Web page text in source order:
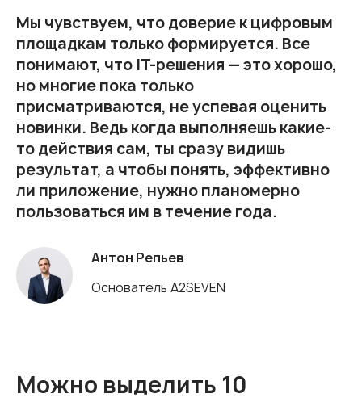
Мы чувствуем, что доверие к цифровым
площадкам только формируется. Все
понимают, что IT-решения — это хорошо,
но многие пока только
присматриваются, не успевая оценить
новинки. Ведь когда выполняешь какие-
то действия сам, ты сразу видишь
результат, а чтобы понять, эффективно
ли приложение, нужно планомерно
пользоваться им в течение года.
Антон Репьев
Основатель A2SEVEN
Можно выделить 10